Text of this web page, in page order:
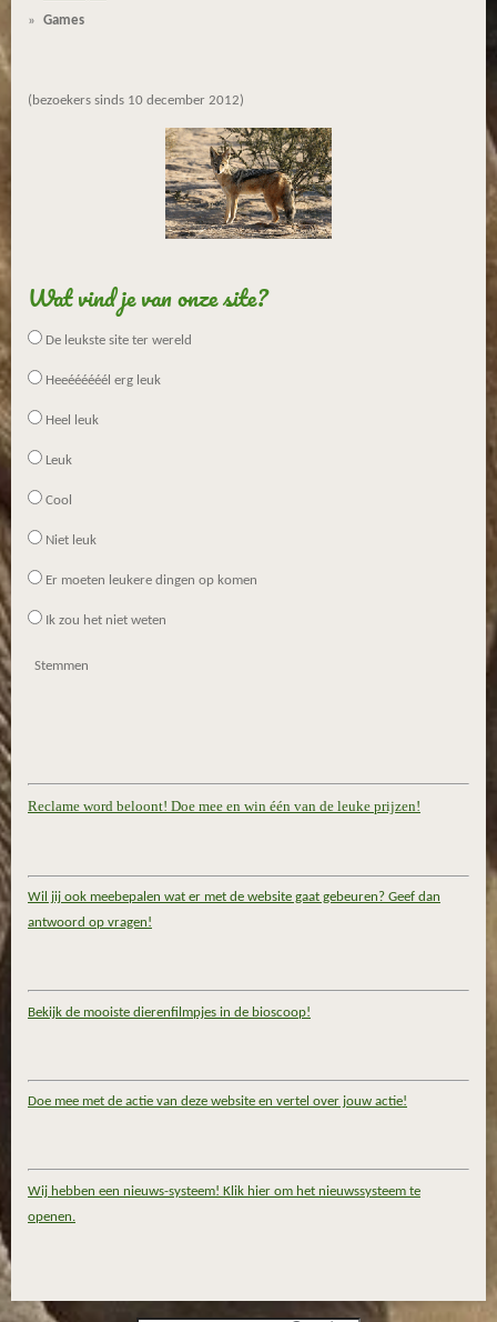
Games
(bezoekers sinds 10 december 2012)
Wat vind je van onze site?
De leukste site ter wereld
Heeéééééél erg leuk
Heel leuk
Leuk
Cool
Niet leuk
Er moeten leukere dingen op komen
Ik zou het niet weten
Stemmen
Reclame word beloont! Doe mee en win één van de leuke prijzen!
Wil jij ook meebepalen wat er met de website gaat gebeuren? Geef dan
antwoord op vragen!
Bekijk de mooiste dierenfilmpjes in de bioscoop!
Doe mee met de actie van deze website en vertel over jouw actie!
Wij hebben een nieuws-systeem! Klik hier om het nieuwssysteem te
openen.